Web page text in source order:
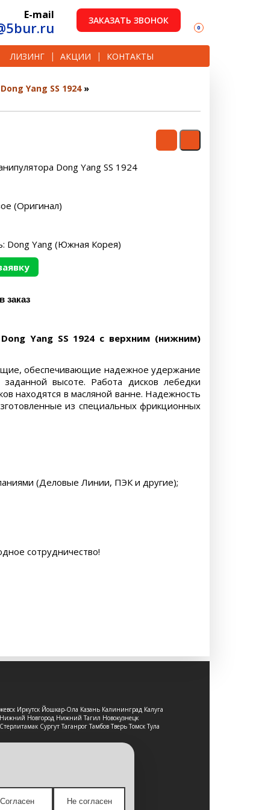
E-mail ЗАКАЗАТЬ ЗВОНОК
0
ЛИЗИНГ АКЦИИ КОНТАКТЫ
Dong Yang SS 1924
Dong Yang SS 1924
(Оригинал)
Dong Yang (Южная Корея)
Yang SS 1924 с верхним (нижним)
обеспечивающие надежное удержание
заданной высоте. Работа дисков лебедки
находятся в масляной ванне. Надежность
из специальных фрикционных
(Деловые Линии, ПЭК и другие);
сотрудничество!
Иркутск Йошкар-Ола Казань Калининград Калуга
Нижний Новгород Нижний Тагил Новокузнецк
Сургут Таганрог Тамбов Тверь Томск Тула
носит исключительно
публичной офертой,
Согласен Не согласен